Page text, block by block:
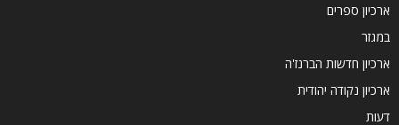
ארכיון ספרים
במגזר
ארכיון חדשות הברנז'ה
ארכיון נקודה יהודית
דעות